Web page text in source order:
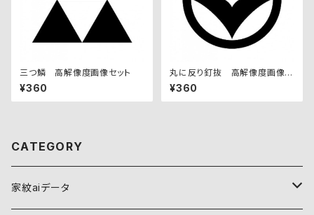
三つ鱗 高解像度画像セット
¥360
丸に反り釘抜 高解像度画像セ
ット
¥360
CATEGORY
家紋aiデータ